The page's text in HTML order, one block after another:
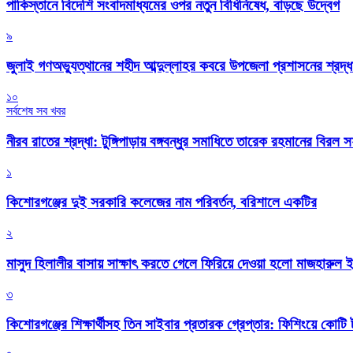
পাকিস্তানে বিদেশি সংবাদমাধ্যমের ওপর নতুন বিধিনিষেধ, বাড়ছে উদ্বেগ
৯
জুলাই গণঅভ্যুত্থানের শহীদ আব্দুল্লাহর কবরে উপজেলা প্রশাসনের
১০
সর্বশেষ সব খবর
নীরব রাতের শ্রদ্ধা: টুঙ্গিপাড়ায় বঙ্গবন্ধুর সমাধিতে তারেক রহমানের বিরল
১
কিশোরগঞ্জের দুই সরকারি কলেজের নাম পরিবর্তন, বরিশালে একটির
২
মাসুদ হিলালীর বাসায় সাক্ষাৎ করতে গেলে ফিরিয়ে দেওয়া হলো মাজহারুল
৩
কিশোরগঞ্জের শিক্ষার্থীসহ তিন সাইবার প্রতারক গ্রেপ্তার: ফিশিংয়ে